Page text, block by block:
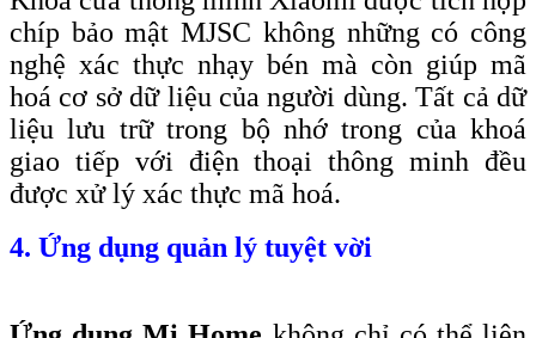
chíp bảo mật MJSC không những có công
nghệ xác thực nhạy bén mà còn giúp mã
hoá cơ sở dữ liệu của người dùng. Tất cả dữ
liệu lưu trữ trong bộ nhớ trong của khoá
giao tiếp với điện thoại thông minh đều
được xử lý xác thực mã hoá.
4. Ứng dụng quản lý tuyệt vời